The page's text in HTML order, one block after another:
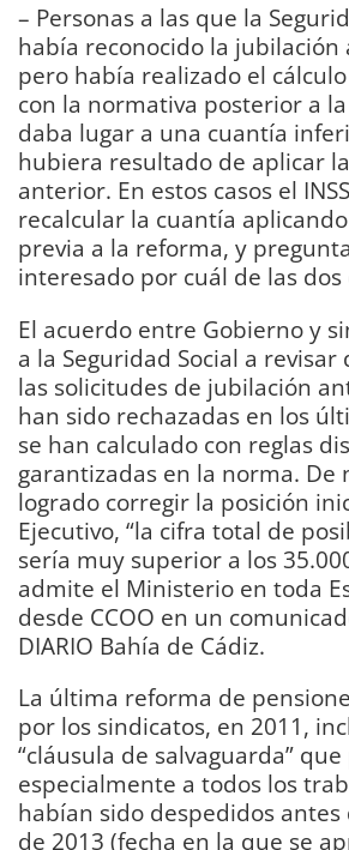
– Personas a las que la
había reconocido la jubilación
pero había realizado el
con la normativa posterior a
daba lugar a una cuantía
hubiera resultado de aplicar
anterior. En estos casos el
recalcular la cuantía
previa a la reforma, y
interesado por cuál de las dos
El acuerdo entre Gobierno y
a la Seguridad Social a
las solicitudes de jubilación
han sido rechazadas en los
se han calculado con reglas
garantizadas en la norma. De
logrado corregir la posición
Ejecutivo, “la cifra total de
sería muy superior a los
admite el Ministerio en toda
desde CCOO en un
DIARIO Bahía de Cádiz.
La última reforma de
por los sindicatos, en 2011,
“cláusula de salvaguarda”
especialmente a todos los
habían sido despedidos
de 2013 (fecha en la que se